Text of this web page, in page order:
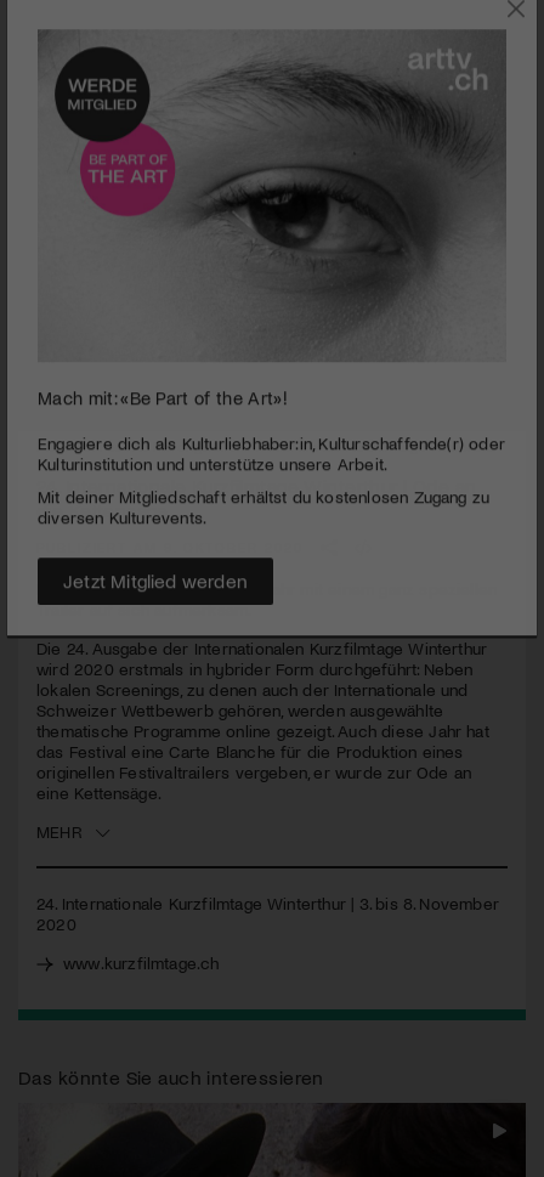
SZENE
seconds
40
seconds
Kaum ein Festival hat originellere Trailer als die Kurzfilmtage Winterthur
die Kettensäge
Das Festival macht wie jedes Jahr mit einem ganz speziellen
Trailer auf sich aufmerksam.
Die 24. Ausgabe der Internationalen Kurzfilmtage Winterthur
wird 2020 erstmals in hybrider Form durchgeführt: Neben
lokalen Screenings, zu denen auch der Internationale und
Schweizer Wettbewerb gehören, werden ausgewählte
thematische Programme online gezeigt. Auch diese Jahr hat
das Festival eine Carte Blanche für die Produktion eines
originellen Festivaltrailers vergeben, er wurde zur Ode an
eine Kettensäge.
MEHR
24. Internationale Kurzfilmtage Winterthur | 3. bis 8. November
2020
www.kurzfilmtage.ch
Das könnte Sie auch interessieren
Engagiere dich als Kulturliebhaber:in, Kulturschaffende(r) oder
Mit deiner Mitgliedschaft erhältst du kostenlosen Zugang zu
Jetzt Mitglied werden